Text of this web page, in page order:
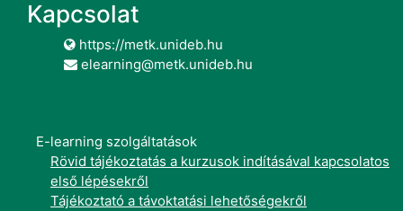
Kapcsolat
https://metk.unideb.hu
elearning@metk.unideb.hu
E-learning szolgáltatások
Rövid tájékoztatás a kurzusok indításával kapcsolatos
első lépésekről
Tájékoztató a távoktatási lehetőségekről